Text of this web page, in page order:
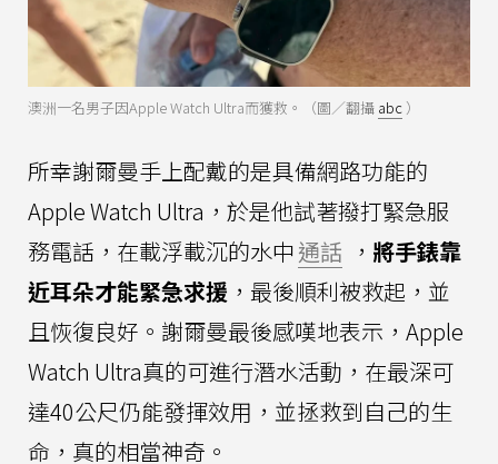
澳洲一名男子因Apple Watch Ultra而獲救。（圖／翻攝 abc ）
所幸謝爾曼手上配戴的是具備網路功能的
Apple Watch Ultra，於是他試著撥打緊急服
務電話，在載浮載沉的水中通話 ， 將手錶靠
近耳朵才能緊急求援 ，最後順利被救起，並
且恢復良好。謝爾曼最後感嘆地表示，Apple
Watch Ultra真的可進行潛水活動，在最深可
達40公尺仍能發揮效用，並拯救到自己的生
命，真的相當神奇。